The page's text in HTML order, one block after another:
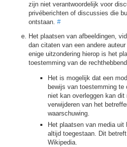
zijn niet verantwoordelijk voor
privéberichten of discussies die
ontstaan. #
Het plaatsen van afbeeldingen,
dan citaten van een andere
enige uitzondering hierop is het
toestemming van de
Het is mogelijk dat een
bewijs van toestemming te
niet kan overleggen kan dit
verwijderen van het
waarschuwing.
Het plaatsen van media uit
altijd toegestaan. Dit
Wikipedia.